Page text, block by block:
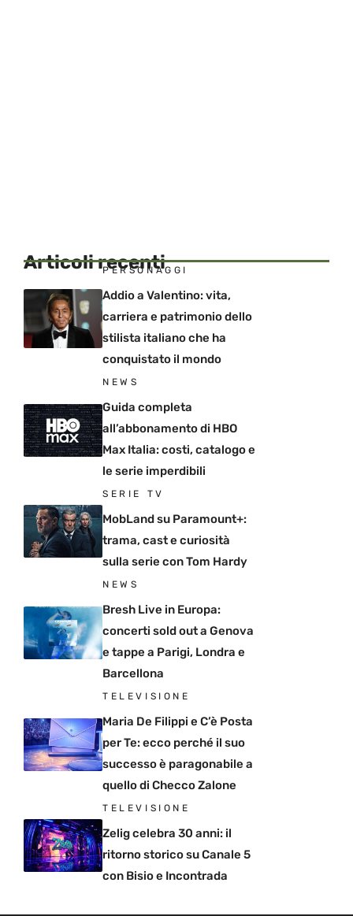
Articoli recenti
PERSONAGGI
Addio a Valentino: vita,
carriera e patrimonio dello
stilista italiano che ha
conquistato il mondo
NEWS
Guida completa
all’abbonamento di HBO
Max Italia: costi, catalogo e
le serie imperdibili
SERIE TV
MobLand su Paramount+:
trama, cast e curiosità
sulla serie con Tom Hardy
NEWS
Bresh Live in Europa:
concerti sold out a Genova
e tappe a Parigi, Londra e
Barcellona
TELEVISIONE
Maria De Filippi e C’è Posta
per Te: ecco perché il suo
successo è paragonabile a
quello di Checco Zalone
TELEVISIONE
Zelig celebra 30 anni: il
ritorno storico su Canale 5
con Bisio e Incontrada